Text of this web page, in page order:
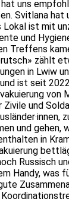
uns
Svitlana hat
ist mit
und
Treffens
zählt
in Lwiw
ist seit
von
Zivile und
und gehen,
in
Russisch
Handy, was